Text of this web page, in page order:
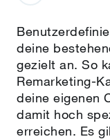
deine
gezielt an. So
Remarketing-
deine eigenen
damit hoch
erreichen. Es